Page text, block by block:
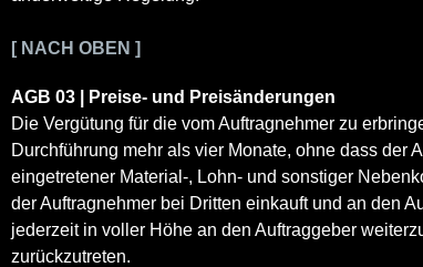
[ NACH OBEN ]
AGB 03 | Preise- und Preisänderungen
Die Vergütung für die vom Auftragnehmer zu
Durchführung mehr als vier Monate, ohne dass der
eingetretener Material-, Lohn- und sonstiger
der Auftragnehmer bei Dritten einkauft und an den
jederzeit in voller Höhe an den Auftraggeber
zurückzutreten.